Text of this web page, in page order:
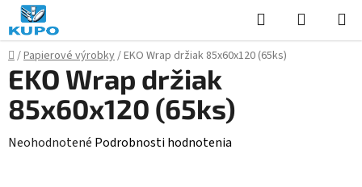
Prejsť
na
obsah
Hľadať
KOŠÍK
Domov
/Papierové výrobky/EKO Wrap držiak 85x60x120 (65ks)
EKO Wrap držiak
85x60x120 (65ks)
Priemerné
Neohodnotené Podrobnosti hodnotenia